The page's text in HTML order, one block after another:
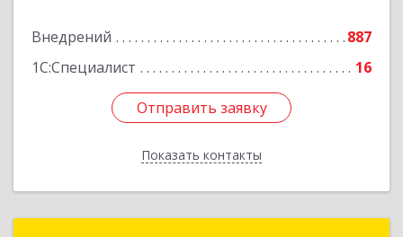
Внедрений
887
1С:Специалист
16
Отправить заявку
Показать контакты
Подробнее
Отправить заявку
Назад